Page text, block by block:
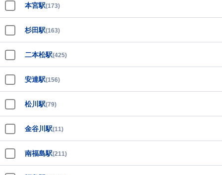
本宮駅(173)
杉田駅(163)
二本松駅(425)
安達駅(156)
松川駅(79)
金谷川駅(11)
南福島駅(211)